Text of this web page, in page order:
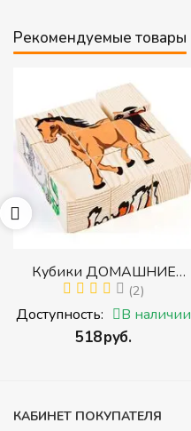
Рекомендуемые товары
Кубики ДОМАШНИЕ
ЖИВОТНЫЕ (Томик)
(Набор кубиков
разрезных (складных))
(2)
Доступность: В наличии
‍518‍руб.
КАБИНЕТ ПОКУПАТЕЛЯ